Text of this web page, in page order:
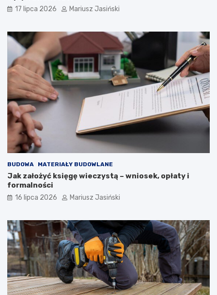
17 lipca 2026 Mariusz Jasiński
BUDOWA MATERIAŁY BUDOWLANE
Jak założyć księgę wieczystą – wniosek, opłaty i
formalności
16 lipca 2026 Mariusz Jasiński